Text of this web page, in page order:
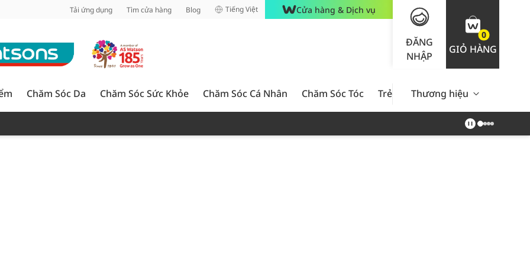
Tải ứng dụng Tìm cửa hàng Blog Tiếng Việt Cửa hàng & Dịch vụ
ĐĂNG
NHẬP
0
GIỎ HÀNG
Chăm Sóc Da Chăm Sóc Sức Khỏe Chăm Sóc Cá Nhân Chăm Sóc Tóc Trẻ Em Nam Giới Chăm Sóc
Thương hiệu